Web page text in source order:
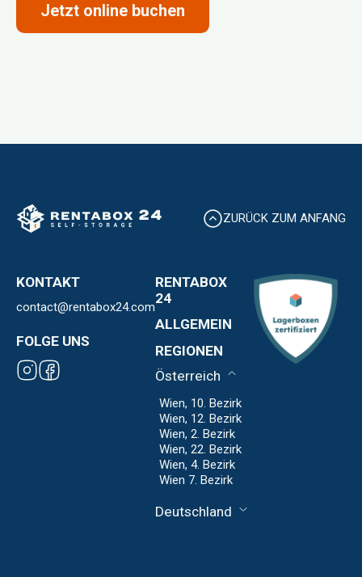
Jetzt online buchen
ZURÜCK ZUM ANFANG
KONTAKT
contact@rentabox24.com
FOLGE UNS
RENTABOX
24
Über uns
Expansion
Franchise
ALLGEMEIN
Kontakt
AGB
Datenschutz
Impressum
REGIONEN
Österreich
Wien, 10. Bezirk
Wien, 12. Bezirk
Wien, 2. Bezirk
Wien, 22. Bezirk
Wien, 4. Bezirk
Wien 7. Bezirk
Deutschland